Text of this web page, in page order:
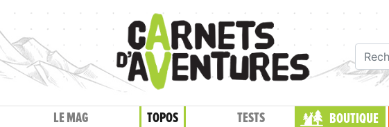
LE MAG TOPOS TESTS BOUTIQUE